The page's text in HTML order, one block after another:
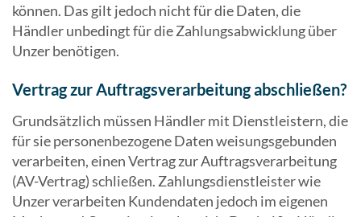
können. Das gilt jedoch nicht für die Daten, die
Händler unbedingt für die Zahlungsabwicklung über
Unzer benötigen.
Vertrag zur Auftragsverarbeitung abschließen?
Grundsätzlich müssen Händler mit Dienstleistern, die
für sie personenbezogene Daten weisungsgebunden
verarbeiten, einen Vertrag zur Auftragsverarbeitung
(AV-Vertrag) schließen. Zahlungsdienstleister wie
Unzer verarbeiten Kundendaten jedoch im eigenen